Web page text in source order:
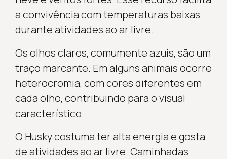
a convivência com temperaturas baixas
durante atividades ao ar livre.
Os olhos claros, comumente azuis, são um
traço marcante. Em alguns animais ocorre
heterocromia, com cores diferentes em
cada olho, contribuindo para o visual
característico.
O Husky costuma ter alta energia e gosta
de atividades ao ar livre. Caminhadas